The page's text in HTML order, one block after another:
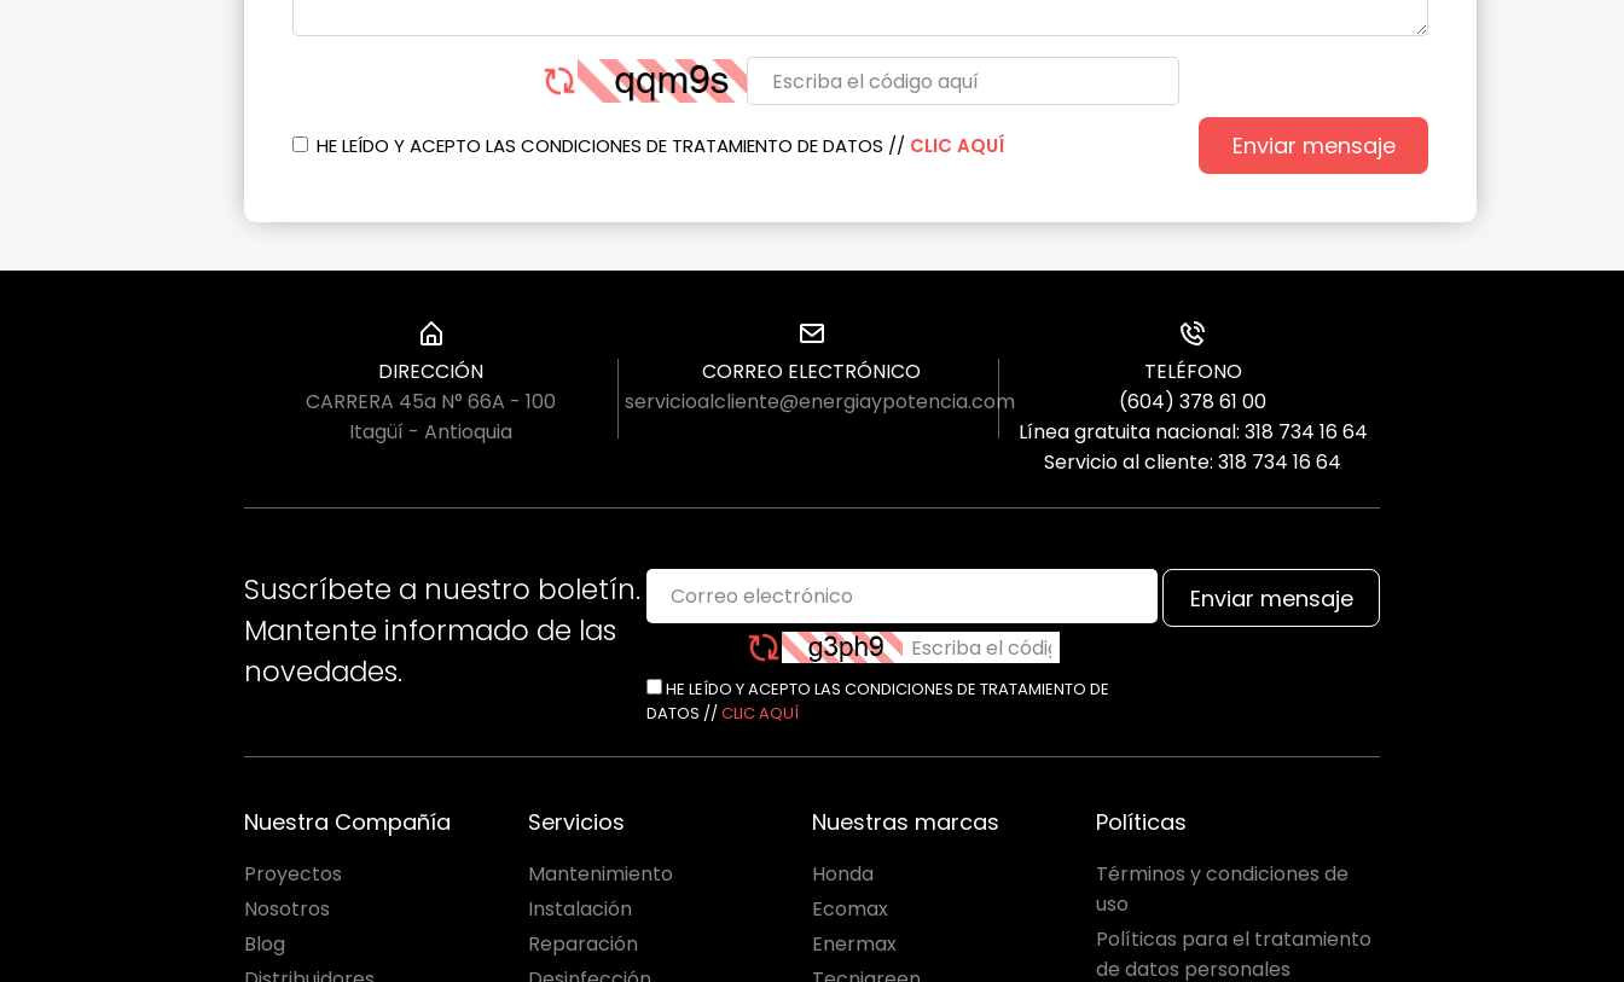
HE LEÍDO Y ACEPTO LAS CONDICIONES DE TRATAMIENTO DE DATOS // CLIC AQUÍ Enviar mensaje
DIRECCIÓN
CARRERA 45a N° 66A - 100
Itagüí - Antioquia
CORREO ELECTRÓNICO
servicioalcliente@energiaypotencia.com
TELÉFONO
(604) 378 61 00
Línea gratuita nacional: 318 734 16 64
Servicio al cliente: 318 734 16 64
Suscríbete a nuestro boletín.
Mantente informado de las
novedades.
HE LEÍDO Y ACEPTO LAS CONDICIONES DE TRATAMIENTO DE
DATOS // CLIC AQUÍ
Enviar mensaje
Nuestra Compañía
Proyectos
Nosotros
Blog
Servicios
Mantenimiento
Instalación
Reparación
Nuestras marcas
Honda
Ecomax
Enermax
Políticas
Términos y condiciones de
uso
Políticas para el tratamiento
de datos personales